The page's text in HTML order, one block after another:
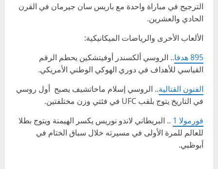
الترجيح في مباراة واحدة مع باريس سان جيرمان في القرن
الحادي والعشرين.
الألعاب الأخرى والرياضات الميكانيكية:
895 هدفا
.. الروسي ألكسندر أوفيتشكين يحطم الرقم
القياسي للأهداف في دوري الهوكي الوطني الأمريكي.
الفنون القتالية.. الروسي إسلام ماخاتشيف يصبح أول روسي
في التاريخ يتوج بلقب UFC في فئتي وزن مختلفتين.
فورمولا 1
.. البريطاني لاندو نوريس يكسر الهيمنة ويتوج بطلا
للعالم للمرة الأولى في مسيرته خلال سباق الختام في
أبوظبي.